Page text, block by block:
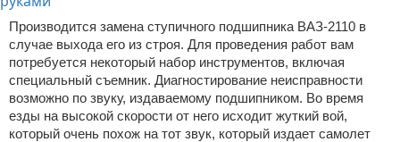
Производится замена ступичного подшипника ВАЗ-2110 в
случае выхода его из строя. Для проведения работ вам
потребуется некоторый набор инструментов, включая
специальный съемник. Диагностирование неисправности
возможно по звуку, издаваемому подшипником. Во время
езды на высокой скорости от него исходит жуткий вой,
который очень похож на тот звук, который издает самолет